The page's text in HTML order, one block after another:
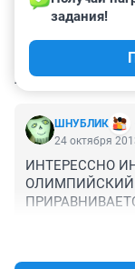
ШНУБЛИК
задания!
24 октября
ИНТЕРЕССНО
ОЛИМПИЙСКИЙ